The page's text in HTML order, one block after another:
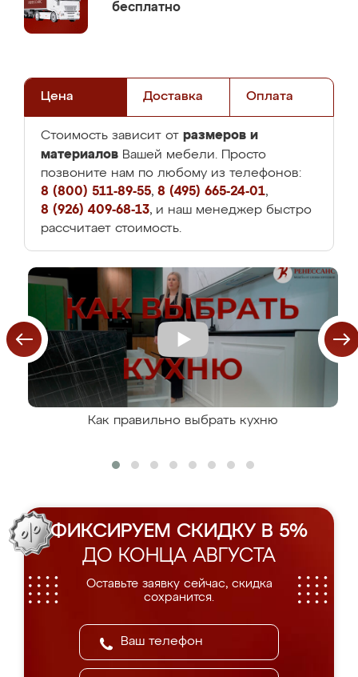
бесплатно
Цена Доставка Оплата
Стоимость зависит от размеров и
материалов Вашей мебели. Просто
позвоните нам по любому из телефонов:
8 (800) 511-89-55, 8 (495) 665-24-01,
8 (926) 409-68-13, и наш менеджер быстро
рассчитает стоимость.
Как правильно выбрать кухню
ФИКСИРУЕМ СКИДКУ В 5%
ДО КОНЦА АВГУСТА
Оставьте заявку сейчас, скидка
сохранится.